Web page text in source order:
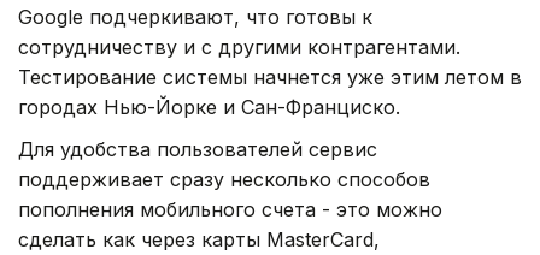
Google подчеркивают, что готовы к
сотрудничеству и с другими контрагентами.
Тестирование системы начнется уже этим летом в
городах Нью-Йорке и Сан-Франциско.
Для удобства пользователей сервис
поддерживает сразу несколько способов
пополнения мобильного счета - это можно
сделать как через карты MasterCard,